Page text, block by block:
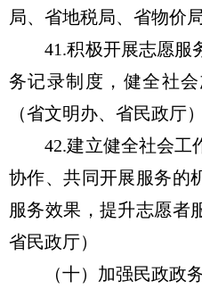
局、省地税局、省物价局
41.积极开展志愿服
务记录制度，健全社
（省文明办、省民政厅）
42.建立健全社会工
协作、共同开展服务的
服务效果，提升志愿者
省民政厅）
（十）加强民政政务